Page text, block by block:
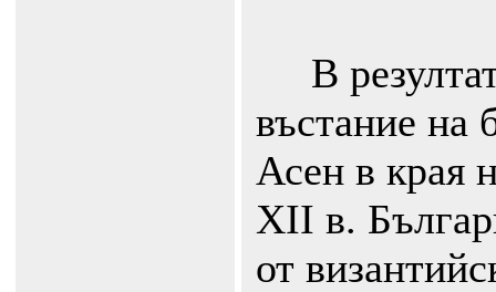
В
въстание на
Асен в края
ХII в.
от